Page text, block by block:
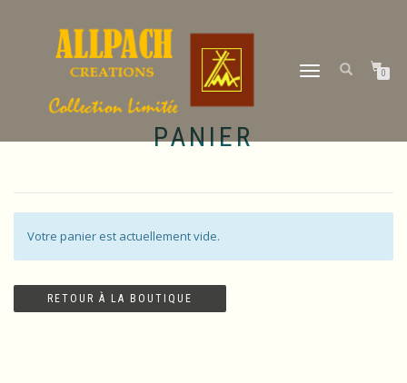
DÉPLIER
0
PANIER
Votre panier est actuellement vide.
RETOUR À LA BOUTIQUE